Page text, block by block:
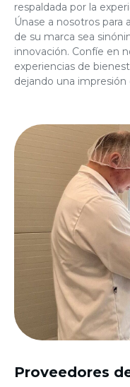
respaldada por la
Únase a nosotros
de su marca sea
innovación. Confíe en
experiencias de
dejando una impresión
Proveedores